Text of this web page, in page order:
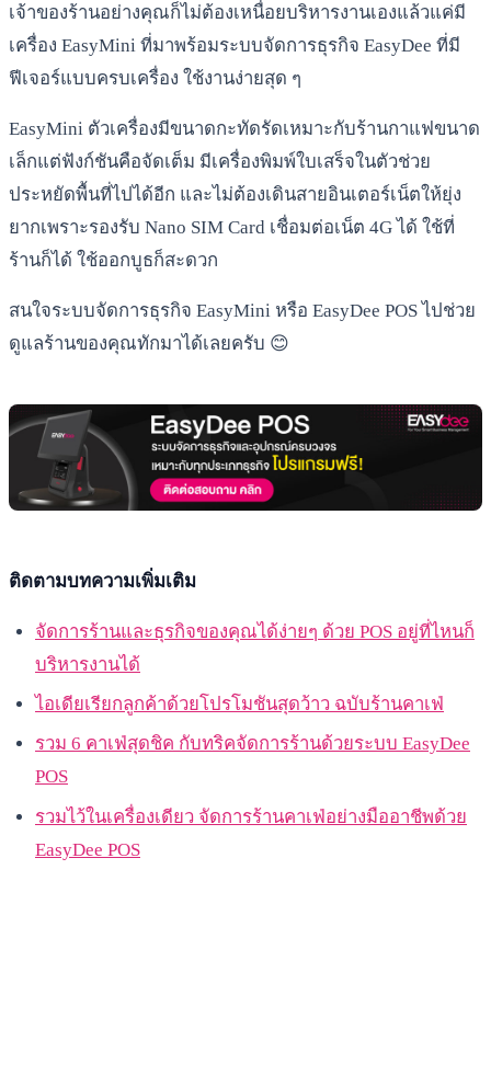
เจ้าของร้านอย่างคุณก็ไม่ต้องเหนื่อยบริหารงานเองแล้วแค่มี
เครื่อง EasyMini ที่มาพร้อมระบบจัดการธุรกิจ EasyDee ที่มี
ฟีเจอร์แบบครบเครื่อง ใช้งานง่ายสุด ๆ
EasyMini ตัวเครื่องมีขนาดกะทัดรัดเหมาะกับร้านกาแฟขนาด
เล็กแต่ฟังก์ชันคือจัดเต็ม มีเครื่องพิมพ์ใบเสร็จในตัวช่วย
ประหยัดพื้นที่ไปได้อีก และไม่ต้องเดินสายอินเตอร์เน็ตให้ยุ่ง
ยากเพราะรองรับ Nano SIM Card เชื่อมต่อเน็ต 4G ได้ ใช้ที่
ร้านก็ได้ ใช้ออกบูธก็สะดวก
สนใจระบบจัดการธุรกิจ EasyMini หรือ EasyDee POS ไปช่วย
ดูแลร้านของคุณทักมาได้เลยครับ 😊
ติดตามบทความเพิ่มเติม
จัดการร้านและธุรกิจของคุณได้ง่ายๆ ด้วย POS อยู่ที่ไหนก็
บริหารงานได้
ไอเดียเรียกลูกค้าด้วยโปรโมชันสุดว้าว ฉบับร้านคาเฟ่
รวม 6 คาเฟ่สุดชิค กับทริคจัดการร้านด้วยระบบ EasyDee
POS
รวมไว้ในเครื่องเดียว จัดการร้านคาเฟ่อย่างมืออาชีพด้วย
EasyDee POS